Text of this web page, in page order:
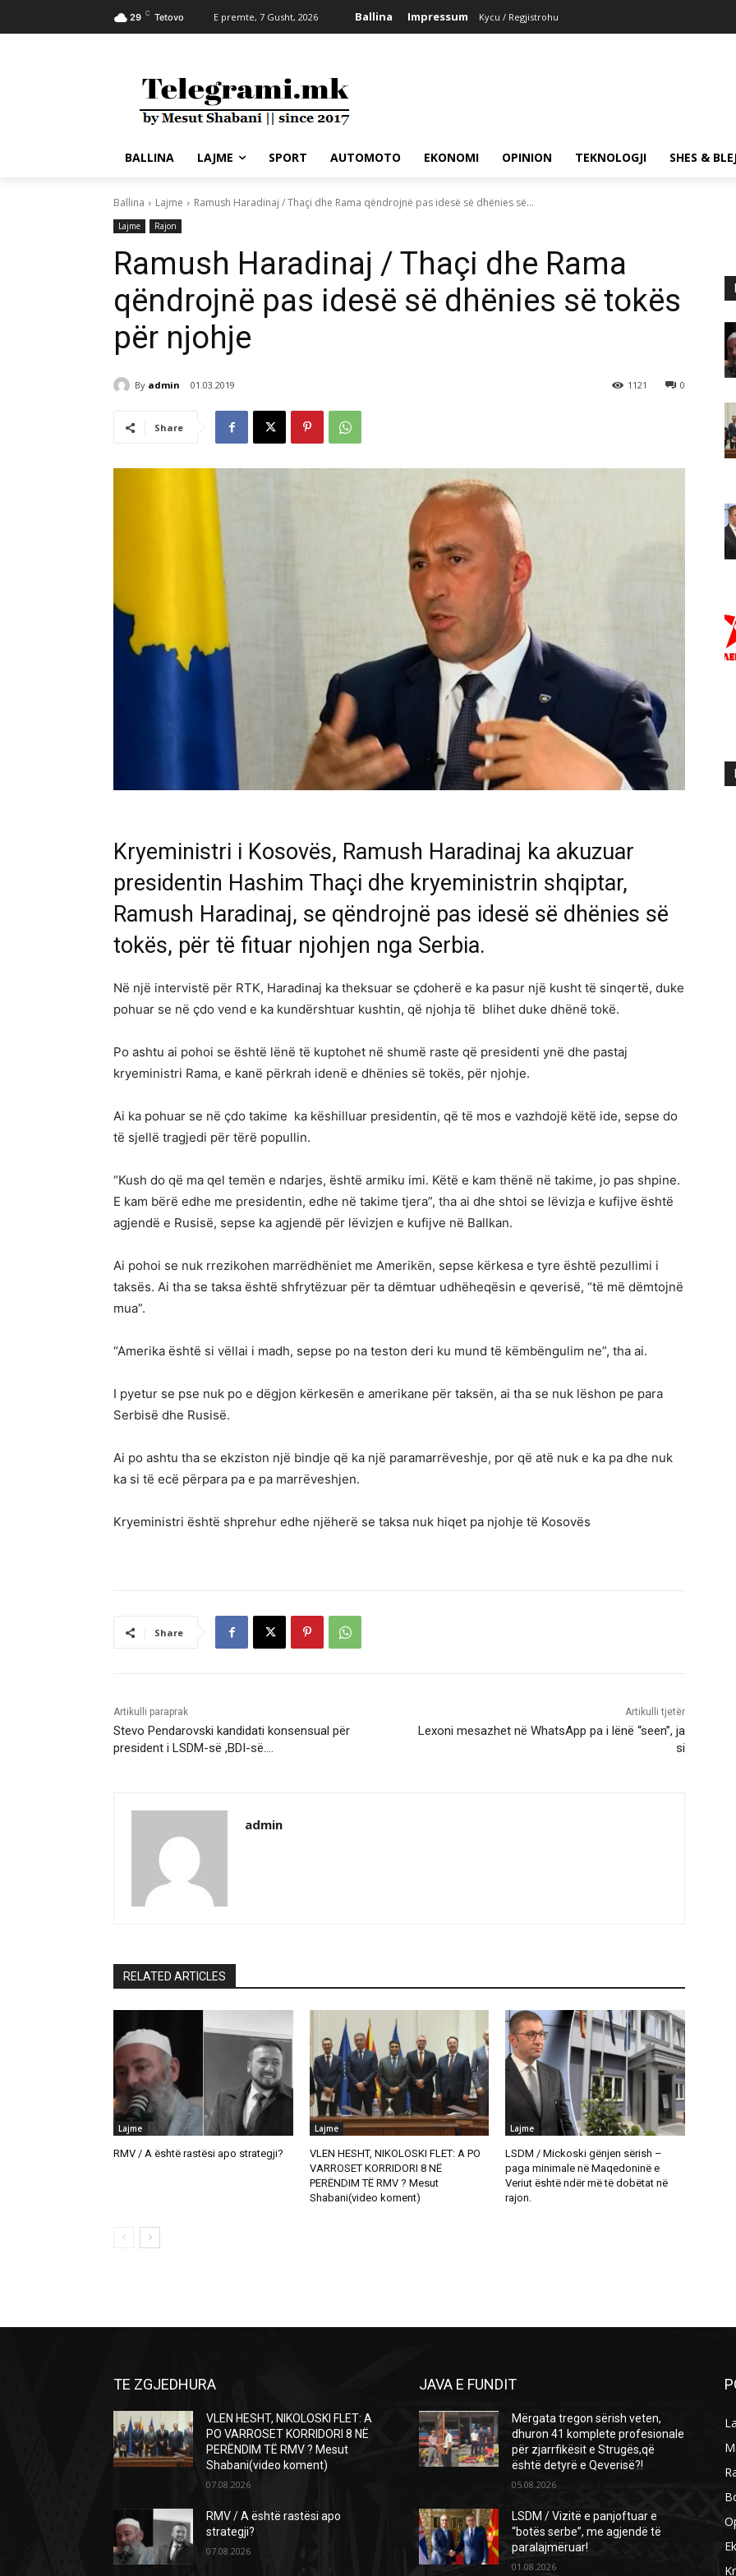
29 C Tetovo E premte, 7 Gusht, 2026 Ballina Impressum Kycu / Regjistrohu
BALLINA LAJME SPORT AUTOMOTO EKONOMI OPINION TEKNOLOGJI SHES &
Ballina Lajme Ramush Haradinaj / Thaçi dhe Rama qëndrojnë pas idesë së dhënies së...
Lajme Rajon
Ramush Haradinaj / Thaçi dhe Rama
qëndrojnë pas idesë së dhënies së tokës
për njohje
By admin 01.03.2019 0
1121
Share
Kryeministri i Kosovës, Ramush Haradinaj ka akuzuar
presidentin Hashim Thaçi dhe kryeministrin shqiptar,
Ramush Haradinaj, se qëndrojnë pas idesë së dhënies së
tokës, për të fituar njohjen nga Serbia.
Në një intervistë për RTK, Haradinaj ka theksuar se çdoherë e ka pasur një kusht të sinqertë, duke
pohuar se në çdo vend e ka kundërshtuar kushtin, që njohja të blihet duke dhënë tokë.
Po ashtu ai pohoi se është lënë të kuptohet në shumë raste që presidenti ynë dhe pastaj
kryeministri Rama, e kanë përkrah idenë e dhënies së tokës, për njohje.
Ai ka pohuar se në çdo takime ka këshilluar presidentin, që të mos e vazhdojë këtë ide, sepse do
të sjellë tragjedi për tërë popullin.
“Kush do që ma qel temën e ndarjes, është armiku imi. Këtë e kam thënë në takime, jo pas shpine.
E kam bërë edhe me presidentin, edhe në takime tjera”, tha ai dhe shtoi se lëvizja e kufijve është
agjendë e Rusisë, sepse ka agjendë për lëvizjen e kufijve në Ballkan.
Ai pohoi se nuk rrezikohen marrëdhëniet me Amerikën, sepse kërkesa e tyre është pezullimi i
taksës. Ai tha se taksa është shfrytëzuar për ta dëmtuar udhëheqësin e qeverisë, “të më dëmtojnë
mua”.
“Amerika është si vëllai i madh, sepse po na teston deri ku mund të këmbëngulim ne”, tha ai.
I pyetur se pse nuk po e dëgjon kërkesën e amerikane për taksën, ai tha se nuk lëshon pe para
Serbisë dhe Rusisë.
Ai po ashtu tha se ekziston një bindje që ka një paramarrëveshje, por që atë nuk e ka pa dhe nuk
ka si të ecë përpara pa e pa marrëveshjen.
Kryeministri është shprehur edhe njëherë se taksa nuk hiqet pa njohje të Kosovës
Share
Artikulli paraprak
Stevo Pendarovski kandidati konsensual për
president i LSDM-së ,BDI-së….
Artikulli tjetër
Lexoni mesazhet në WhatsApp pa i lënë “seen”, ja
si
admin
RELATED ARTICLES
Lajme
RMV / A është rastësi apo strategji?
Lajme
VLEN HESHT, NIKOLOSKI FLET: A PO
VARROSET KORRIDORI 8 NË
PERËNDIM TË RMV ? Mesut
Shabani(video koment)
Lajme
LSDM / Mickoski gënjen sërish –
paga minimale në Maqedoninë e
Veriut është ndër më të dobëtat në
rajon.
TE ZGJEDHURA
VLEN HESHT, NIKOLOSKI FLET: A
PO VARROSET KORRIDORI 8 NË
PERËNDIM TË RMV ? Mesut
Shabani(video koment)
07.08.2026
RMV / A është rastësi apo
strategji?
07.08.2026
JAVA E FUNDIT
Mërgata tregon sërish veten,
dhuron 41 komplete profesionale
për zjarrfikësit e Strugës,që
është detyrë e Qeverisë?!
05.08.2026
LSDM / Vizitë e panjoftuar e
“botës serbe”, me agjendë të
paralajmëruar!
01.08.2026